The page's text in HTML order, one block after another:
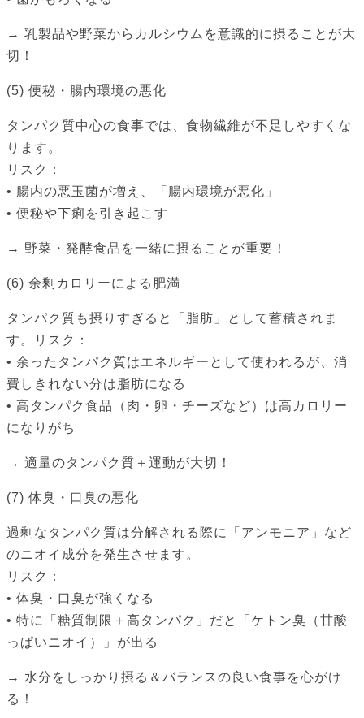
→ 乳製品や野菜からカルシウムを意識的に摂ることが大
切！
(5) 便秘・腸内環境の悪化
タンパク質中心の食事では、食物繊維が不足しやすくな
ります。
リスク：
• 腸内の悪玉菌が増え、「腸内環境が悪化」
• 便秘や下痢を引き起こす
→ 野菜・発酵食品を一緒に摂ることが重要！
(6) 余剰カロリーによる肥満
タンパク質も摂りすぎると「脂肪」として蓄積されま
す。リスク：
• 余ったタンパク質はエネルギーとして使われるが、消
費しきれない分は脂肪になる
• 高タンパク食品（肉・卵・チーズなど）は高カロリー
になりがち
→ 適量のタンパク質＋運動が大切！
(7) 体臭・口臭の悪化
過剰なタンパク質は分解される際に「アンモニア」など
のニオイ成分を発生させます。
リスク：
• 体臭・口臭が強くなる
• 特に「糖質制限＋高タンパク」だと「ケトン臭（甘酸
っぱいニオイ）」が出る
→ 水分をしっかり摂る＆バランスの良い食事を心がけ
る！